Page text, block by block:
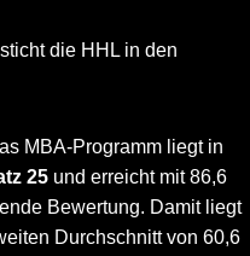
die HHL in den
MBA-Programm liegt in
25 und erreicht mit 86,6
Bewertung. Damit liegt
Durchschnitt von 60,6